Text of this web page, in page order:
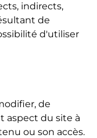
indirects,
de
d'utiliser
de
aspect du site à
ou son accès.